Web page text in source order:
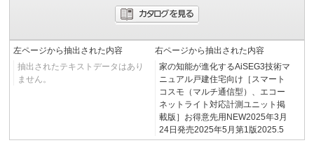
左ページから抽出された内容
抽出されたテキストデータはあり
ません。
右ページから抽出された内容
家の知能が進化するAiSEG3技術マ
ニュアル戸建住宅向け［スマート
コスモ（マルチ通信型）、エコー
ネットライト対応計測ユニット掲
載版］お得意先用NEW2025年3月
24日発売2025年5月第1版2025.5